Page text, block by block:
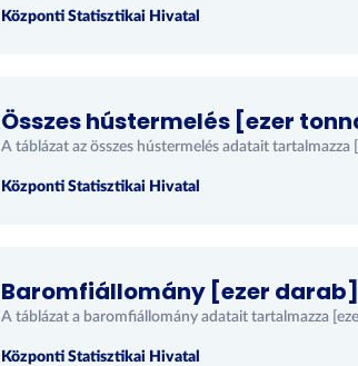
Központi Statisztikai Hivatal
Összes hústermelés [ezer
A táblázat az összes hústermelés adatait tartalmazza
Központi Statisztikai Hivatal
Baromfiállomány [ezer darab]
A táblázat a baromfiállomány adatait tartalmazza
Központi Statisztikai Hivatal